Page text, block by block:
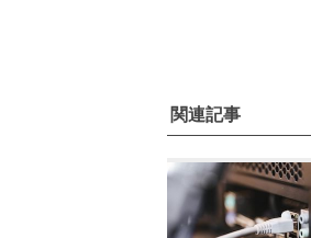
関連記事